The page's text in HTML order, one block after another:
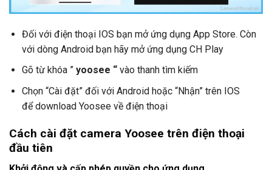
Đối với điện thoại IOS bạn mở ứng dụng App Store. Còn
với dòng Android bạn hãy mở ứng dụng CH Play
Gõ từ khóa ” yoosee “vào thanh tìm kiếm
Chọn “Cài đặt” đối với Android hoặc “Nhận” trên IOS
để download Yoosee về điện thoại
Cách cài đặt camera Yoosee trên điện thoại
đầu tiên